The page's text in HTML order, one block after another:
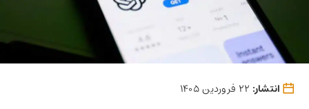
انتشار: